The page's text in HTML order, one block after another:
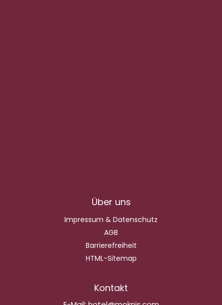
Über uns
Impressum & Datenschutz
AGB
Barrierefreiheit
HTML-Sitemap
Kontakt